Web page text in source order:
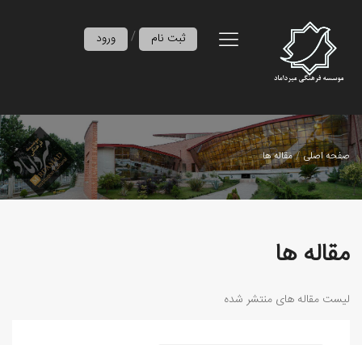
ورود / ثبت نام
صفحه اصلی مقاله ها
مقاله ها
لیست مقاله های منتشر شده